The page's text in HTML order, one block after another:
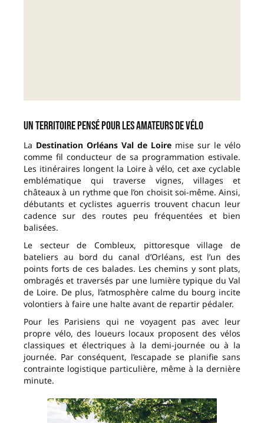
Un territoire pensé pour les amateurs de vélo
La Destination Orléans Val de Loire mise sur le vélo
comme fil conducteur de sa programmation estivale.
Les itinéraires longent la Loire à vélo, cet axe cyclable
emblématique qui traverse vignes, villages et
châteaux à un rythme que l’on choisit soi-même. Ainsi,
débutants et cyclistes aguerris trouvent chacun leur
cadence sur des routes peu fréquentées et bien
balisées.
Le secteur de Combleux, pittoresque village de
bateliers au bord du canal d’Orléans, est l’un des
points forts de ces balades. Les chemins y sont plats,
ombragés et traversés par une lumière typique du Val
de Loire. De plus, l’atmosphère calme du bourg incite
volontiers à faire une halte avant de repartir pédaler.
Pour les Parisiens qui ne voyagent pas avec leur
propre vélo, des loueurs locaux proposent des vélos
classiques et électriques à la demi-journée ou à la
journée. Par conséquent, l’escapade se planifie sans
contrainte logistique particulière, même à la dernière
minute.